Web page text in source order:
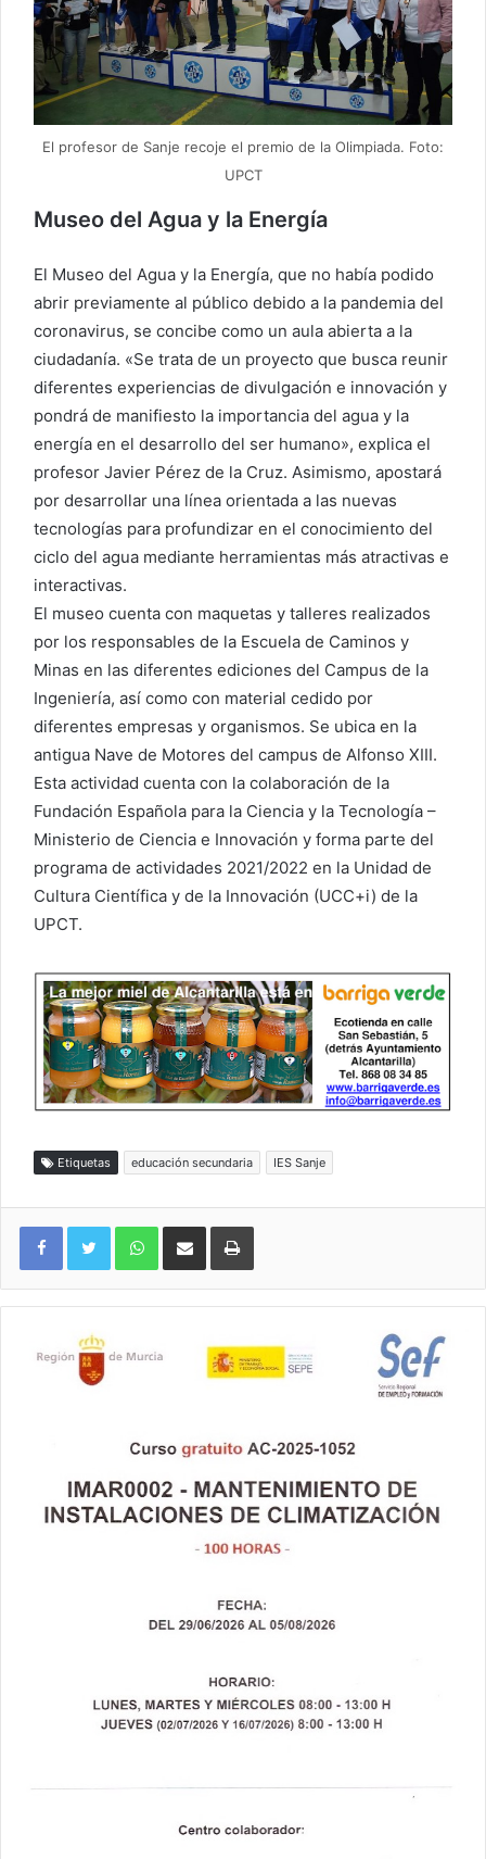
El profesor de Sanje recoje el premio de la Olimpiada. Foto:
UPCT
Museo del Agua y la Energía
El Museo del Agua y la Energía, que no había podido
abrir previamente al público debido a la pandemia del
coronavirus, se concibe como un aula abierta a la
ciudadanía. «Se trata de un proyecto que busca reunir
diferentes experiencias de divulgación e innovación y
pondrá de manifiesto la importancia del agua y la
energía en el desarrollo del ser humano», explica el
profesor Javier Pérez de la Cruz. Asimismo, apostará
por desarrollar una línea orientada a las nuevas
tecnologías para profundizar en el conocimiento del
ciclo del agua mediante herramientas más atractivas e
interactivas.
El museo cuenta con maquetas y talleres realizados
por los responsables de la Escuela de Caminos y
Minas en las diferentes ediciones del Campus de la
Ingeniería, así como con material cedido por
diferentes empresas y organismos. Se ubica en la
antigua Nave de Motores del campus de Alfonso XIII.
Esta actividad cuenta con la colaboración de la
Fundación Española para la Ciencia y la Tecnología –
Ministerio de Ciencia e Innovación y forma parte del
programa de actividades 2021/2022 en la Unidad de
Cultura Científica y de la Innovación (UCC+i) de la
UPCT.
Etiquetas educación secundaria IES Sanje
WhatsAppCompartir por correo electrónicoImprimir